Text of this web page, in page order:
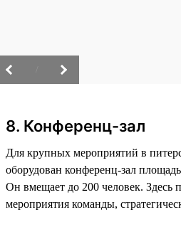
8. Конференц-зал
Для крупных мероприятий в
оборудован конференц-зал
Он вмещает до 200 человек. Здесь
мероприятия команды,